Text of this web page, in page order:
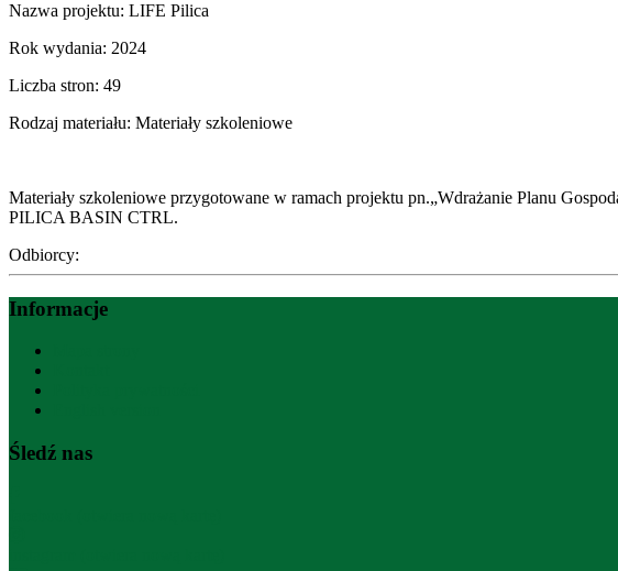
Nazwa projektu: LIFE Pilica
Rok wydania: 2024
Liczba stron: 49
Rodzaj materiału: Materiały szkoleniowe
Materiały szkoleniowe przygotowane w ramach projektu pn.„Wdrażanie Planu
PILICA BASIN CTRL.
Odbiorcy:
Informacje
Śledź nas